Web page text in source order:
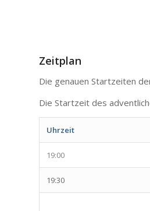
Zeitplan
Die genauen Startzeiten
Die Startzeit des
Uhrzeit
19:00
19:30